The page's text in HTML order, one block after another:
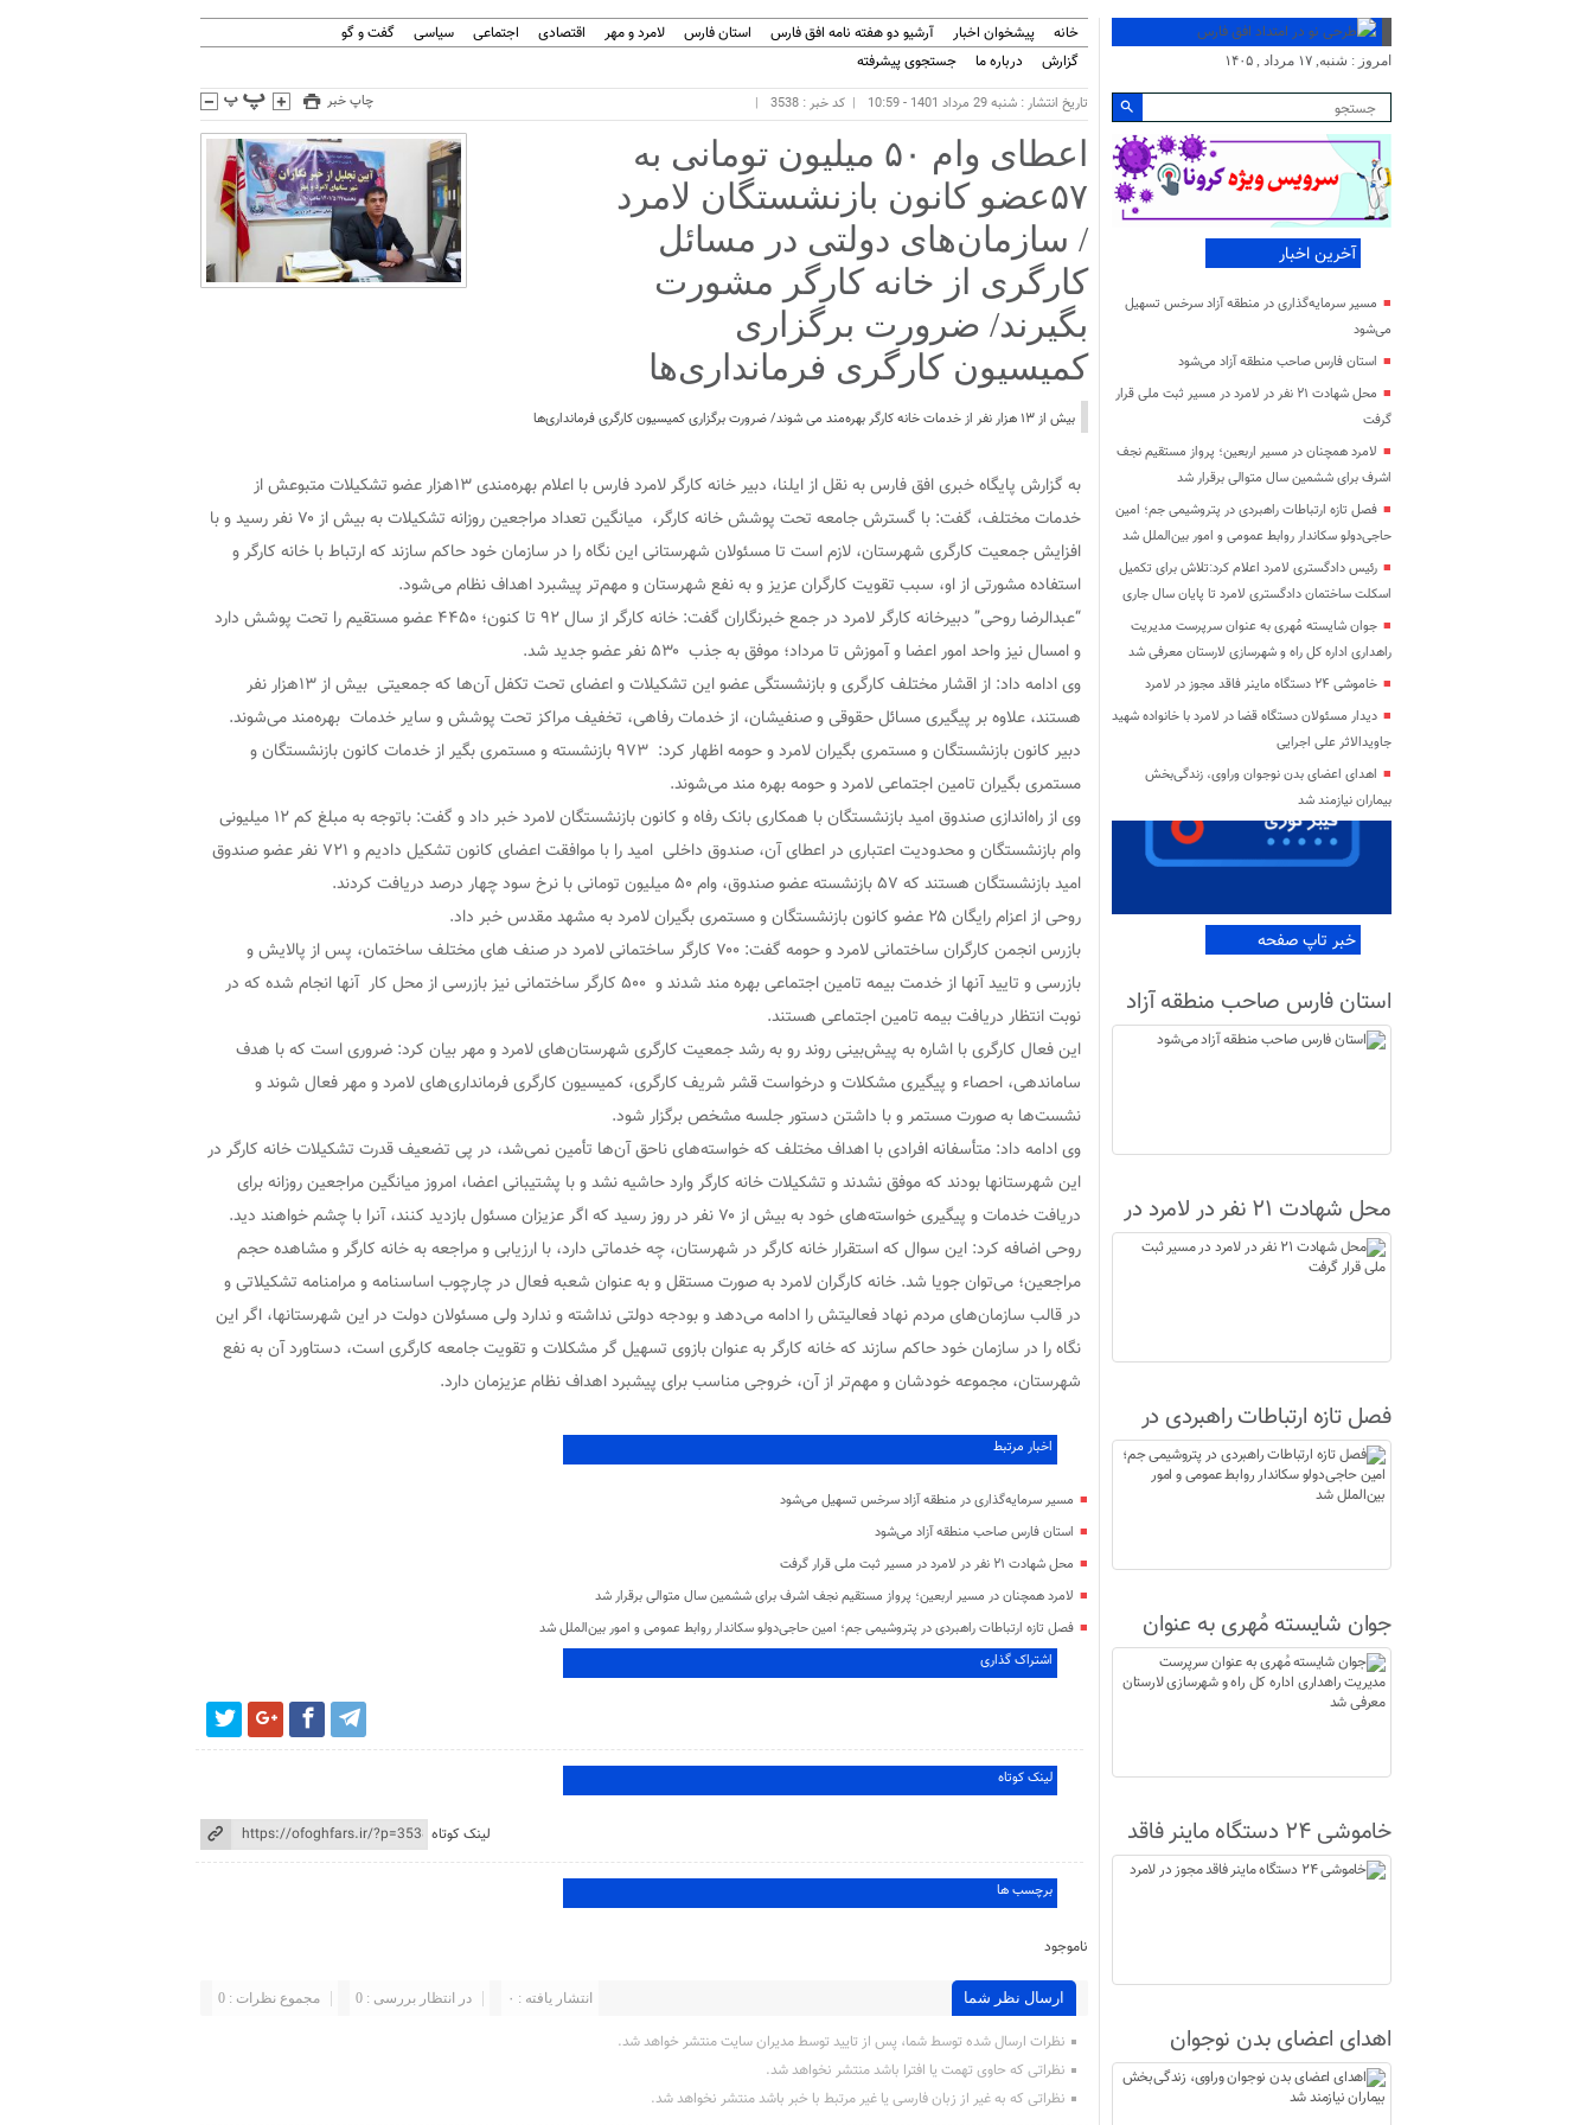
خانه پیشخوان اخبار آرشیو دو هفته نامه افق فارس استان فارس لامرد و مهر اقتصادی اجتماعی سیاسی
گفت و گو
گزارش
درباره ما جستجوی پیشرفته
تاریخ انتشار : شنبه 29 مرداد 1401 - 10:59 کد خبر : 3538 چاپ خبر
اعطای وام ۵۰ میلیون تومانی به
۵۷عضو کانون بازنشستگان لامرد
/ سازمان‌های دولتی در مسائل
کارگری از خانه کارگر مشورت
بگیرند/ ضرورت برگزاری
کمیسیون‌ کارگری فرمانداری‌ها
بیش از ١٣ هزار نفر از خدمات خانه کارگر بهره‌مند می شوند/ ضرورت برگزاری کمیسیون‌ کارگری فرمانداری‌ها
به گزارش پایگاه خبری افق فارس به نقل از ایلنا، دبیر خانه کارگر لامرد فارس با اعلام بهره‌مندی ۱۳هزار عضو تشکیلات متبوعش از
خدمات مختلف، گفت: با گسترش جامعه تحت پوشش خانه کارگر، میانگین تعداد مراجعین روزانه تشکیلات به بیش از ۷۰ نفر رسید و با
افزایش جمعیت کارگری شهرستان، لازم است تا مسئولان شهرستانی این نگاه را در سازمان خود حاکم سازند که ارتباط با خانه کارگر و
استفاده مشورتی از او، سبب تقویت کارگران عزیز و به نفع شهرستان و مهم‌تر پیشبرد اهداف نظام می‌شود.
“عبدالرضا روحی” دبیرخانه کارگر لامرد در جمع خبرنگاران گفت: خانه کارگر از سال ۹۲ تا کنون؛ ۴۴۵۰ عضو مستقیم را تحت پوشش دارد
و امسال نیز واحد امور اعضا و آموزش تا مرداد‌؛ موفق به جذب ۵۳۰ نفر عضو جدید شد.
وی ادامه داد: از اقشار مختلف کارگری و بازنشستگی عضو این تشکیلات و اعضای تحت تکفل آن‌ها که جمعیتی بیش از ١٣هزار نفر
هستند، علاوه بر پیگیری مسائل حقوقی و صنفیشان، از خدمات رفاهی، تخفیف مراکز تحت پوشش و سایر خدمات بهره‌مند می‌شوند.
دبیر کانون بازنشستگان و مستمری بگیران لامرد و حومه اظهار کرد: ۹۷۳ بازنشسته و مستمری بگیر از خدمات کانون بازنشستگان و
مستمری بگیران تامین اجتماعی لامرد و حومه بهره مند می‌شوند.
وی از راه‌اندازی صندوق امید بازنشستگان با همکاری بانک رفاه و کانون بازنشستگان لامرد خبر داد و گفت: باتوجه به مبلغ کم ١٢ میلیونی
وام بازنشستگان و محدودیت اعتباری در اعطای آن، صندوق داخلی امید را با موافقت اعضای کانون تشکیل دادیم و ۷۲۱ نفر عضو صندوق
امید بازنشستگان هستند که ۵٧ بازنشسته عضو صندوق، وام ۵۰ میلیون تومانی با نرخ سود چهار درصد دریافت کردند.
روحی از اعزام رایگان ۲۵ عضو کانون بازنشستگان و مستمری بگیران لامرد به مشهد مقدس خبر داد.
بازرس انجمن کارگران ساختمانی لامرد و حومه گفت: ۷۰۰ کارگر ساختمانی لامرد در صنف های مختلف ساختمان، پس از پالایش و
بازرسی و تایید آنها از خدمت بیمه تامین اجتماعی بهره مند شدند و ۵۰۰ کارگر ساختمانی نیز بازرسی از محل کار آنها انجام شده که در
نوبت انتظار دریافت بیمه تامین اجتماعی هستند.
این فعال کارگری با اشاره به پیش‌بینی روند رو به رشد جمعیت کارگری شهرستان‌های لامرد و مهر بیان کرد: ضروری است که با هدف
ساماندهی، احصاء و پیگیری مشکلات و درخواست قشر شریف کارگری، کمیسیون‌ کارگری فرمانداری‌های لامرد و مهر فعال شوند و
نشست‌ها به صورت مستمر و با داشتن دستور جلسه مشخص برگزار شود.
وی ادامه داد: متأسفانه افرادی با اهداف مختلف که خواسته‌های ناحق آن‌ها تأمین نمی‌شد، در پی تضعیف قدرت تشکیلات خانه کارگر در
این شهرستانها بودند که موفق نشدند و تشکیلات خانه کارگر وارد حاشیه نشد و با پشتیبانی اعضا، امروز میانگین مراجعین روزانه برای
دریافت خدمات و پیگیری خواسته‌های خود به بیش از ۷۰ نفر در روز رسید که اگر عزیزان مسئول بازدید کنند، آنرا با چشم خواهند دید.
روحی اضافه کرد: این سوال که استقرار خانه کارگر در شهرستان، چه خدماتی دارد، با ارزیابی و مراجعه به خانه کارگر و مشاهده حجم
مراجعین؛ می‌توان جویا شد. خانه کارگران لامرد به صورت مستقل و به عنوان شعبه فعال در چارچوب اساسنامه و مرامنامه تشکیلاتی و
در قالب سازمان‌های مردم نهاد فعالیتش را ادامه می‌دهد و بودجه دولتی نداشته و ندارد ولی مسئولان دولت در این شهرستانها، اگر این
نگاه را در سازمان خود حاکم سازند که خانه کارگر به عنوان بازوی تسهیل گر مشکلات و تقویت جامعه کارگری است، دستاورد آن به نفع
شهرستان، مجموعه خودشان و مهم‌تر از آن، خروجی مناسب برای پیشبرد اهداف نظام عزیزمان دارد.
اخبار مرتبط
مسیر سرمایه‌گذاری در منطقه آزاد سرخس تسهیل می‌شود
استان فارس صاحب منطقه آزاد می‌شود
محل شهادت ۲۱ نفر در لامرد در مسیر ثبت ملی قرار گرفت
لامرد همچنان در مسیر اربعین؛ پرواز مستقیم نجف اشرف برای ششمین سال متوالی برقرار شد
فصل تازه ارتباطات راهبردی در پتروشیمی جم؛ امین حاجی‌دولو سکاندار روابط عمومی و امور بین‌الملل شد
اشتراک گذاری
لینک کوتاه
لینک کوتاه
برچسب ها
ناموجود
ارسال نظر شما مجموع نظرات : 0 در انتظار بررسی : 0 انتشار یافته : ۰
نظرات ارسال شده توسط شما، پس از تایید توسط مدیران سایت منتشر خواهد شد.
نظراتی که حاوی تهمت یا افترا باشد منتشر نخواهد شد.
نظراتی که به غیر از زبان فارسی یا غیر مرتبط با خبر باشد منتشر نخواهد شد.
امروز : شنبه, ۱۷ مرداد , ۱۴۰۵
آخرین اخبار
مسیر سرمایه‌گذاری در منطقه آزاد سرخس تسهیل
می‌شود
استان فارس صاحب منطقه آزاد می‌شود
محل شهادت ۲۱ نفر در لامرد در مسیر ثبت ملی قرار
گرفت
لامرد همچنان در مسیر اربعین؛ پرواز مستقیم نجف
اشرف برای ششمین سال متوالی برقرار شد
فصل تازه ارتباطات راهبردی در پتروشیمی جم؛ امین
حاجی‌دولو سکاندار روابط عمومی و امور بین‌الملل شد
رئیس دادگستری لامرد اعلام کرد:تلاش برای تکمیل
اسکلت ساختمان دادگستری لامرد تا پایان سال جاری
جوان شایسته مُهری به عنوان سرپرست مدیریت
راهداری اداره کل راه و شهرسازی لارستان معرفی شد
خاموشی ۲۴ دستگاه ماینر فاقد مجوز در لامرد
دیدار مسئولان دستگاه قضا در لامرد با خانواده شهید
جاویدالاثر علی اجرایی
اهدای اعضای بدن نوجوان وراوی، زندگی‌بخش
بیماران نیازمند شد
خبر تاپ صفحه
استان فارس صاحب منطقه آزاد
می‌شود
محل شهادت ۲۱ نفر در لامرد در
مسیر ثبت ملی قرار گرفت
فصل تازه ارتباطات راهبردی در
پتروشیمی جم؛ امین حاجی‌دولو
سکاندار روابط عمومی و امور
جوان شایسته مُهری به عنوان
سرپرست مدیریت راهداری اداره
کل راه و شهرسازی لارستان
خاموشی ۲۴ دستگاه ماینر فاقد
مجوز در لامرد
اهدای اعضای بدن نوجوان
وراوی، زندگی‌بخش بیماران
نیازمند شد